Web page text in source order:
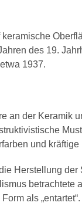
des 19.
1937.
an der Keramik
und
Herstellung der
betrachtete
als